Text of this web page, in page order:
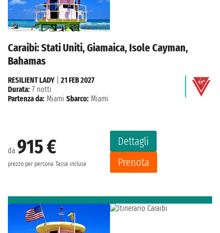
Caraibi: Stati Uniti, Giamaica, Isole Cayman,
Bahamas
da 915 €
prezzo per persona Tasse incluse
Dettagli
Prenota
RESILIENT LADY
21 FEB 2027
Durata: 7 notti
Partenza da: Miami Sbarco: Miami